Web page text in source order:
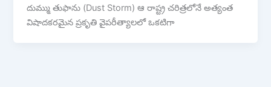
దుమ్ము తుఫాను (Dust Storm) ఆ రాష్ట్ర చరిత్రలోనే అత్యంత
విషాదకరమైన ప్రకృతి వైపరీత్యాలలో ఒకటిగా